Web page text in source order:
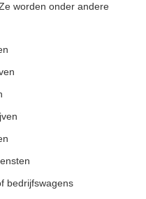
worden onder andere
bedrijfswagens